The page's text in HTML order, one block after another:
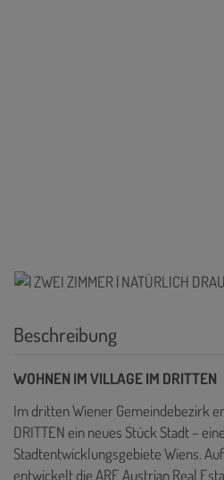
Beschreibung
WOHNEN IM VILLAGE IM DRITTEN
Im dritten Wiener Gemeindebezirk
DRITTEN ein neues Stück Stadt –
Stadtentwicklungsgebiete Wiens.
entwickelt die ARE Austrian Real